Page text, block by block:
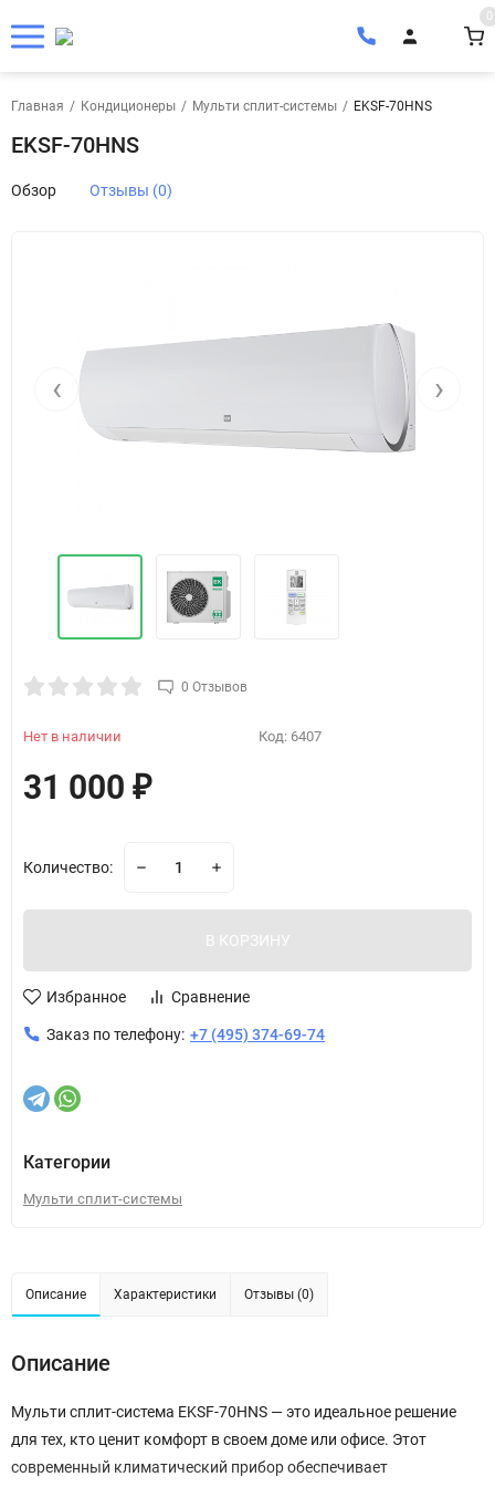
0
Главная / Кондиционеры / Мульти сплит-системы / EKSF-70HNS
EKSF-70HNS
Обзор Отзывы (0)
‹ ›
0 Отзывов
Код: 6407
Нет в наличии
31 000 ₽
Количество:
В КОРЗИНУ
Избранное Сравнение
Заказ по телефону: +7 (495) 374-69-74
Категории
Мульти сплит-системы
Описание Характеристики Отзывы (0)
Описание
Мульти сплит-система EKSF-70HNS — это идеальное решение
для тех, кто ценит комфорт в своем доме или офисе. Этот
современный климатический прибор обеспечивает